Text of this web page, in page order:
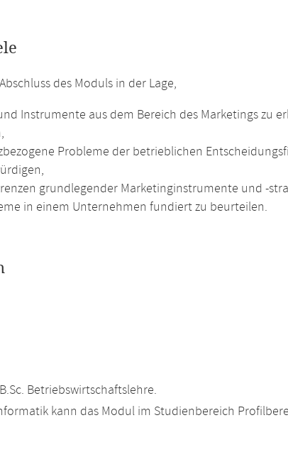
des Moduls in der Lage,
Instrumente aus dem Bereich des Marketings zu
Probleme der betrieblichen
grundlegender Marketinginstrumente und -
in einem Unternehmen fundiert zu beurteilen.
Betriebswirtschaftslehre.
kann das Modul im Studienbereich